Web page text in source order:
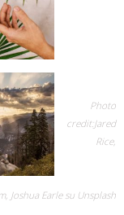
Photo
credit:Jared
Rice,
Joshua Earle su Unsplash